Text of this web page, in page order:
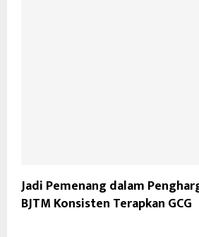
Jadi Pemenang dalam
BJTM Konsisten Terapkan GCG